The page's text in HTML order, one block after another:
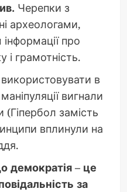
Черепки з
археологами,
про
і грамотність.
в
вигнали
(Гіпербол замість
вплинули на
демократія – це
за